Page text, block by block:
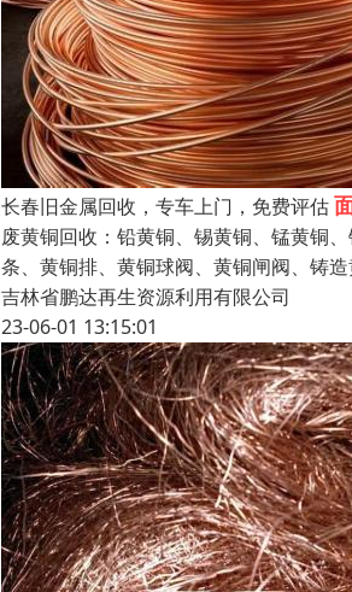
长春旧金属回收，专车上门，免费评估
废黄铜回收：铅黄铜、锡黄铜、锰黄铜
条、黄铜排、黄铜球阀、黄铜闸阀、铸
吉林省鹏达再生资源利用有限公司
23-06-01 13:15:01